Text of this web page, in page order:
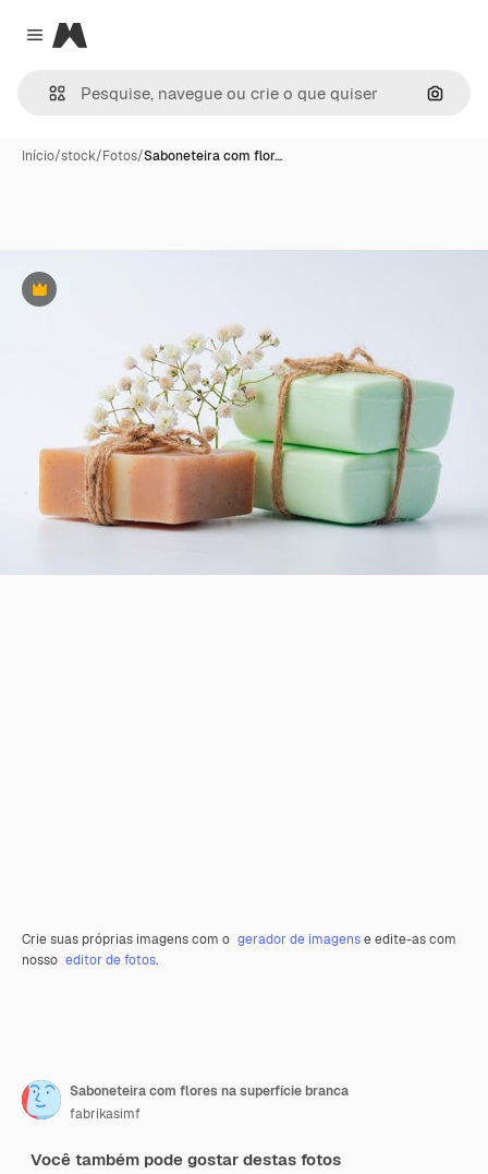
Close menu
Magnific
Início/stock/Fotos/Saboneteira com flor…
Premium
Crie suas próprias imagens com o gerador de imagense edite-as com
nosso editor de fotos.
Saboneteira com flores na superfície branca
fabrikasimf
Você também pode gostar destas fotos